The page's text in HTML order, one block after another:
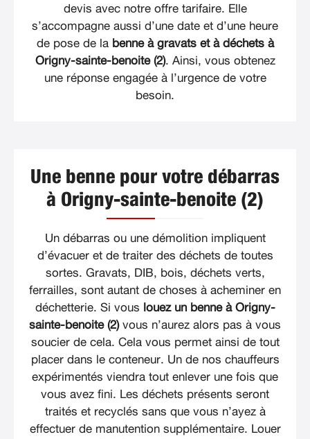
devis avec notre offre tarifaire. Elle
s’accompagne aussi d’une date et d’une heure
de pose de la benne à gravats et à déchets à
Origny-sainte-benoite (2). Ainsi, vous obtenez
une réponse engagée à l’urgence de votre
besoin.
Une benne pour votre débarras
à Origny-sainte-benoite (2)
Un débarras ou une démolition impliquent
d’évacuer et de traiter des déchets de toutes
sortes. Gravats, DIB, bois, déchets verts,
ferrailles, sont autant de choses à acheminer en
déchetterie. Si vous louez un benne à Origny-
sainte-benoite (2)vous n’aurez alors pas à vous
soucier de cela. Cela vous permet ainsi de tout
placer dans le conteneur. Un de nos chauffeurs
expérimentés viendra tout enlever une fois que
vous avez fini. Les déchets présents seront
traités et recyclés sans que vous n’ayez à
effectuer de manutention supplémentaire. Louer